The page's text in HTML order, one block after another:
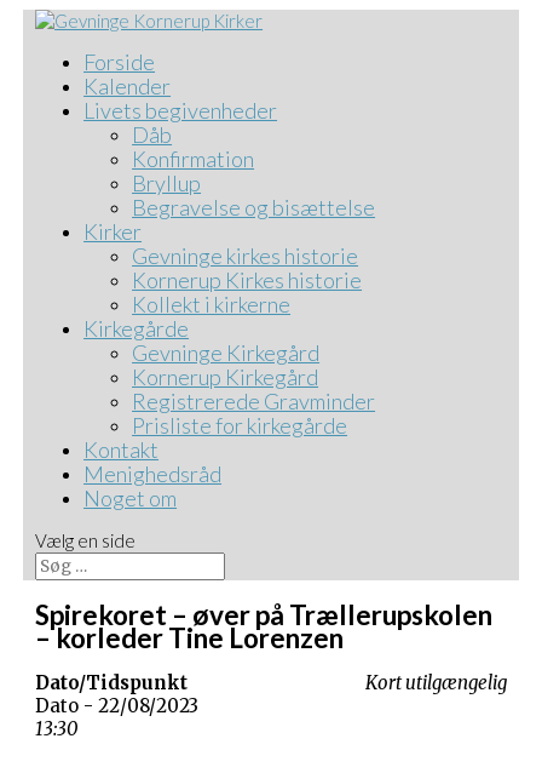
Forside
Kalender
Livets begivenheder
Dåb
Konfirmation
Bryllup
Begravelse og bisættelse
Kirker
Gevninge kirkes historie
Kornerup Kirkes historie
Kollekt i kirkerne
Kirkegårde
Gevninge Kirkegård
Kornerup Kirkegård
Registrerede Gravminder
Prisliste for kirkegårde
Kontakt
Menighedsråd
Noget om
Vælg en side
Spirekoret – øver på Trællerupskolen
– korleder Tine Lorenzen
Kort utilgængelig
Dato/Tidspunkt
Dato - 22/08/2023
13:30